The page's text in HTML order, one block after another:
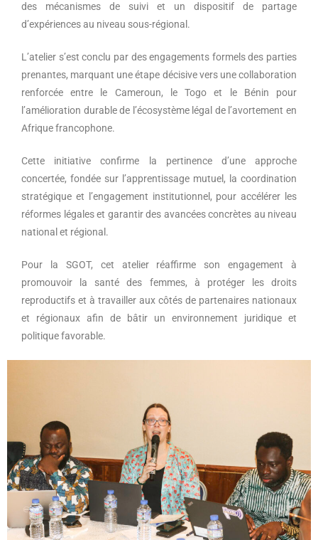
des mécanismes de suivi et un dispositif de partage
d’expériences au niveau sous-régional.
L’atelier s’est conclu par des engagements formels des parties
prenantes, marquant une étape décisive vers une collaboration
renforcée entre le Cameroun, le Togo et le Bénin pour
l’amélioration durable de l’écosystème légal de l’avortement en
Afrique francophone.
Cette initiative confirme la pertinence d’une approche
concertée, fondée sur l’apprentissage mutuel, la coordination
stratégique et l’engagement institutionnel, pour accélérer les
réformes légales et garantir des avancées concrètes au niveau
national et régional.
Pour la SGOT, cet atelier réaffirme son engagement à
promouvoir la santé des femmes, à protéger les droits
reproductifs et à travailler aux côtés de partenaires nationaux
et régionaux afin de bâtir un environnement juridique et
politique favorable.